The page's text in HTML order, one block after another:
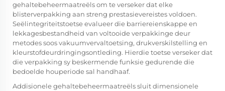
gehaltebeheermaatreëls om te verseker dat elke
blisterverpakking aan streng prestasievereistes voldoen.
Seëlintegriteitstoetse evalueer die barriereienskappe en
lekkagesbestandheid van voltooide verpakkinge deur
metodes soos vakuumvervaltoetsing, drukverskilstelling en
kleurstofdeurdringingsontleding. Hierdie toetse verseker dat
die verpakking sy beskermende funksie gedurende die
bedoelde houperiode sal handhaaf.
Addisionele gehaltebeheermaatreëls sluit dimensionele